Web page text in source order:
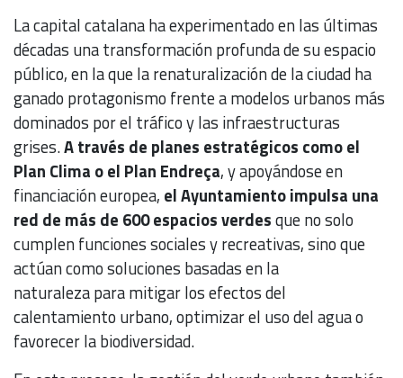
La capital catalana ha experimentado en las últimas
décadas una transformación profunda de su espacio
público, en la que la renaturalización de la ciudad ha
ganado protagonismo frente a modelos urbanos más
dominados por el tráfico y las infraestructuras
grises.A través de planes estratégicos como el
Plan Clima o el Plan Endreça, y apoyándose en
financiación europea, el Ayuntamiento impulsa una
red de más de 600 espacios verdesque no solo
cumplen funciones sociales y recreativas, sino que
actúan como soluciones basadas en la
naturaleza para mitigar los efectos del
calentamiento urbano, optimizar el uso del agua o
favorecer la biodiversidad.